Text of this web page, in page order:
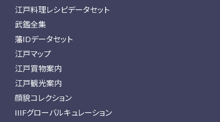
江戸料理レシピデータセット
武鑑全集
藩IDデータセット
江戸マップ
江戸買物案内
江戸観光案内
顔貌コレクション
IIIFグローバルキュレーション